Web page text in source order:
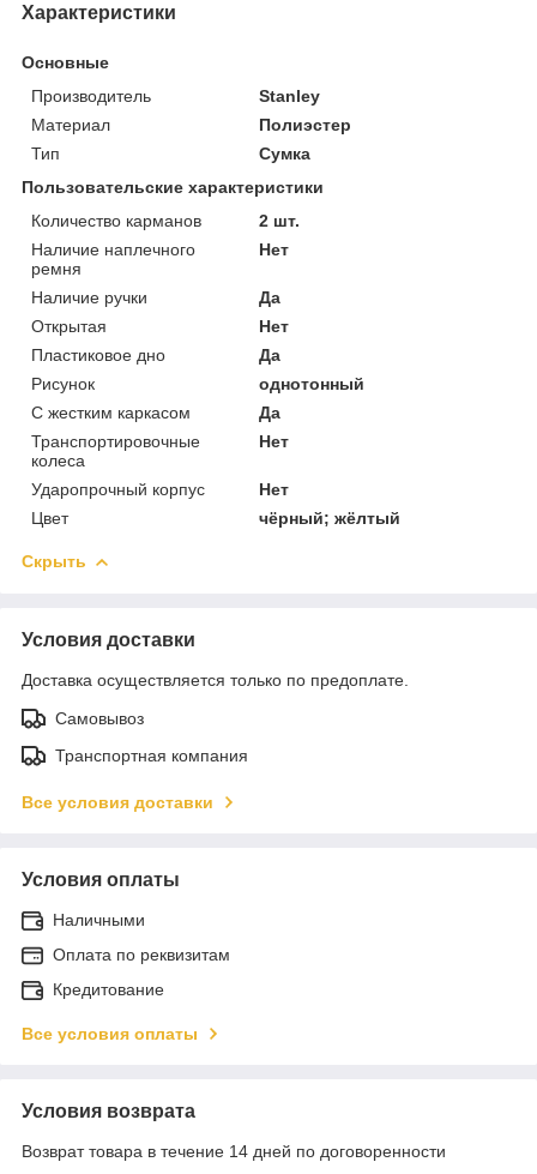
Характеристики
Основные
Производитель
Stanley
Материал
Полиэстер
Тип
Сумка
Пользовательские характеристики
Количество карманов
2 шт.
Наличие наплечного
ремня
Нет
Наличие ручки
Да
Открытая
Нет
Пластиковое дно
Да
Рисунок
однотонный
С жестким каркасом
Да
Транспортировочные
колеса
Нет
Ударопрочный корпус
Нет
Цвет
чёрный; жёлтый
Скрыть
Условия доставки
Доставка осуществляется только по предоплате.
Самовывоз
Транспортная компания
Все условия доставки
Условия оплаты
Наличными
Оплата по реквизитам
Кредитование
Все условия оплаты
Условия возврата
Возврат товара в течение 14 дней по договоренности